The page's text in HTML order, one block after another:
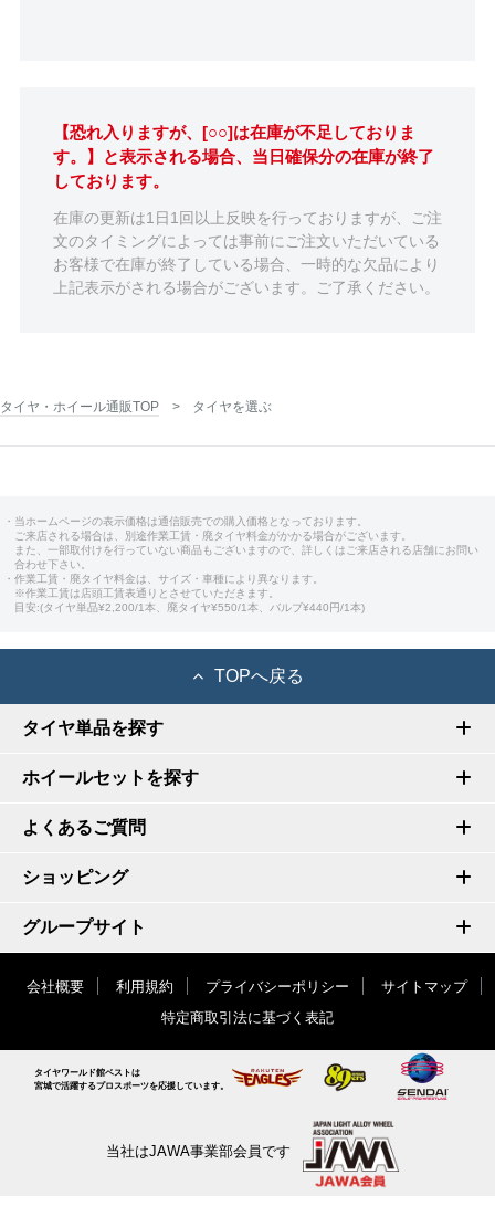
【恐れ入りますが、[○○]は在庫が不足しておりま
す。】と表示される場合、当日確保分の在庫が終了
しております。
在庫の更新は1日1回以上反映を行っておりますが、ご注
文のタイミングによっては事前にご注文いただいている
お客様で在庫が終了している場合、一時的な欠品により
上記表示がされる場合がございます。ご了承ください。
タイヤ・ホイール通販TOP タイヤを選ぶ
・当ホームページの表示価格は通信販売での購入価格となっております。
ご来店される場合は、別途作業工賃・廃タイヤ料金がかかる場合がございます。
また、一部取付けを行っていない商品もございますので、詳しくはご来店される店舗にお問い
合わせ下さい。
・作業工賃・廃タイヤ料金は、サイズ・車種により異なります。
※作業工賃は店頭工賃表通りとさせていただきます。
目安:(タイヤ単品¥2,200/1本、廃タイヤ¥550/1本、バルブ¥440円/1本)
TOPへ戻る
タイヤ単品を探す
ホイールセットを探す
よくあるご質問
ショッピング
グループサイト
会社概要 利用規約 プライバシーポリシー
サイトマップ
特定商取引法に基づく表記
タイヤワールド館ベストは
宮城で活躍するプロスポーツを応援しています。
当社はJAWA事業部会員です